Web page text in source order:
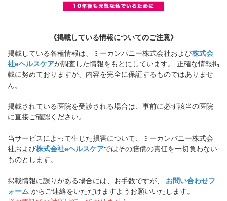
《掲載している情報についてのご注意》
掲載している各種情報は、ミーカンパニー株式会社および株式会
社eヘルスケアが調査した情報をもとにしています。 正確な情報掲
載に努めておりますが、内容を完全に保証するものではありませ
ん。
掲載されている医院を受診される場合は、事前に必ず該当の医院
に直接ご確認ください。
当サービスによって生じた損害について、ミーカンパニー株式会
社および株式会社eヘルスケアではその賠償の責任を一切負わない
ものとします。
掲載情報に誤りがある場合には、お手数ですが、 お問い合わせフ
ォーム からご連絡をいただけますようお願いいたします。